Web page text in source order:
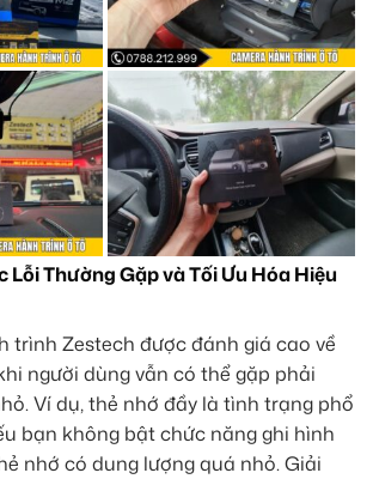
Lỗi Thường Gặp và Tối Ưu Hóa Hiệu
trình Zestech được đánh giá cao về
người dùng vẫn có thể gặp phải
Ví dụ, thẻ nhớ đầy là tình trạng phổ
bạn không bật chức năng ghi hình
nhớ có dung lượng quá nhỏ. Giải